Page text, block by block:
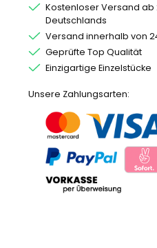
Kostenloser Versand
Deutschlands
Versand innerhalb von
Geprüfte Top Qualität
Einzigartige Einzelstücke
Unsere Zahlungsarten: